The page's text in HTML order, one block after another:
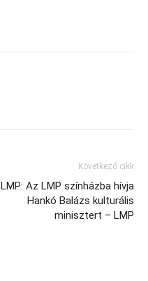
Következő cikk
LMP: Az LMP színházba hívja
Hankó Balázs kulturális
minisztert – LMP